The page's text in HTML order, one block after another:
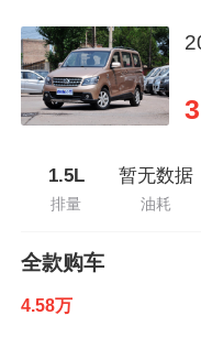
1.5L
排量
暂无数据
油耗
全款购车
4.58万